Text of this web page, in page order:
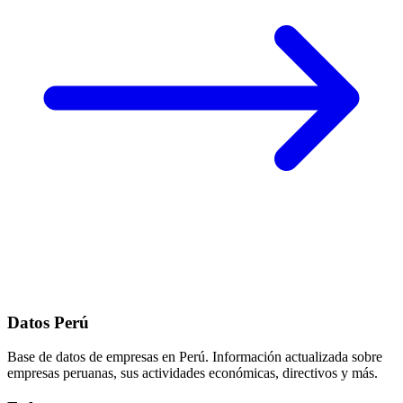
Datos Perú
Base de datos de empresas en Perú. Información actualizada sobre
empresas peruanas, sus actividades económicas, directivos y más.